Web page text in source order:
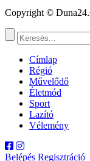
Copyright ©
Címlap
Régió
Művelődő
Életmód
Sport
Lazító
Vélemény
Belépés Regisztráció